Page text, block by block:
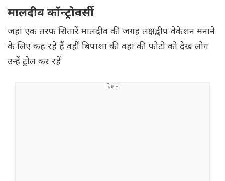
मालदीव कॉन्ट्रोवर्सी
जहां एक तरफ सितारें मालदीव की जगह लक्षद्वीप वेकेशन मनाने
के लिए कह रहे हैं वहीं बिपाशा की वहां की फोटो को देख लोग
उन्हें ट्रोल कर रहें